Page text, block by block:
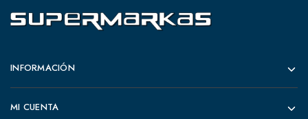
INFORMACIÓN
MI CUENTA